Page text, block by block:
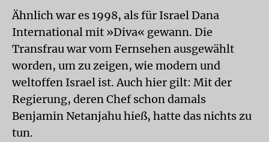
Ähnlich war es 1998, als für Israel Dana
International mit »Diva« gewann. Die
Transfrau war vom Fernsehen ausgewählt
worden, um zu zeigen, wie modern und
weltoffen Israel ist. Auch hier gilt: Mit der
Regierung, deren Chef schon damals
Benjamin Netanjahu hieß, hatte das nichts zu
tun.